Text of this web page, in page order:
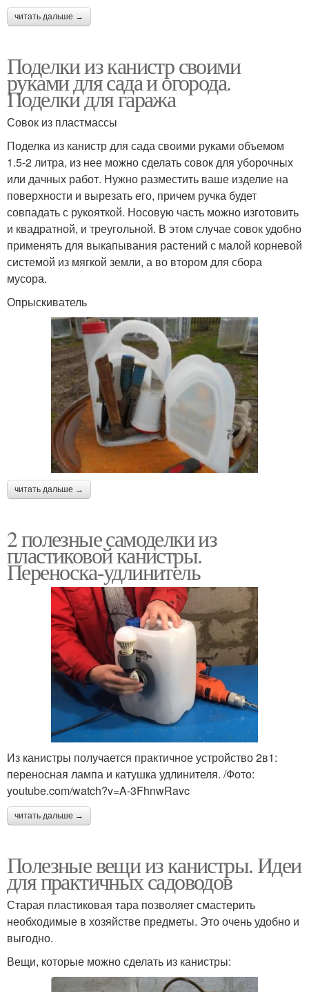
читать дальше →
Поделки из канистр своими
руками для сада и огорода.
Поделки для гаража
Совок из пластмассы
Поделка из канистр для сада своими руками объемом
1.5-2 литра, из нее можно сделать совок для уборочных
или дачных работ. Нужно разместить ваше изделие на
поверхности и вырезать его, причем ручка будет
совпадать с рукояткой. Носовую часть можно изготовить
и квадратной, и треугольной. В этом случае совок удобно
применять для выкапывания растений с малой корневой
системой из мягкой земли, а во втором для сбора
мусора.
Опрыскиватель
читать дальше →
2 полезные самоделки из
пластиковой канистры.
Переноска-удлинитель
Из канистры получается практичное устройство 2в1:
переносная лампа и катушка удлинителя. /Фото:
youtube.com/watch?v=A-3FhnwRavc
читать дальше →
Полезные вещи из канистры. Идеи
для практичных садоводов
Старая пластиковая тара позволяет смастерить
необходимые в хозяйстве предметы. Это очень удобно и
выгодно.
Вещи, которые можно сделать из канистры: